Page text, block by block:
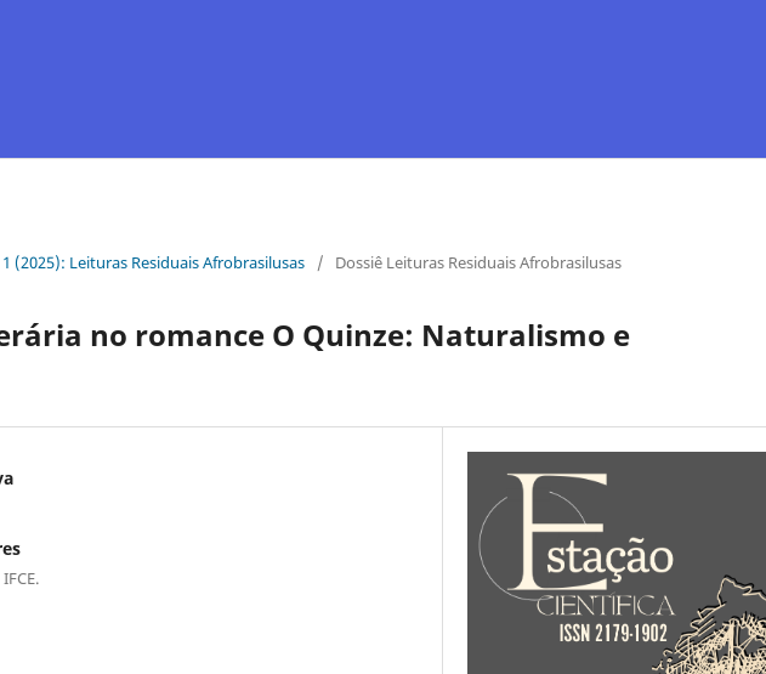
1 (2025): Leituras Residuais Afrobrasilusas / Dossiê Leituras Residuais Afrobrasilusas
no romance O Quinze: Naturalismo e